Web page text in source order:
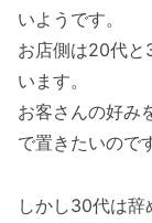
いようです。
お店側は20代と
います。
お客さんの好み
で置きたいので
しかし30代は辞